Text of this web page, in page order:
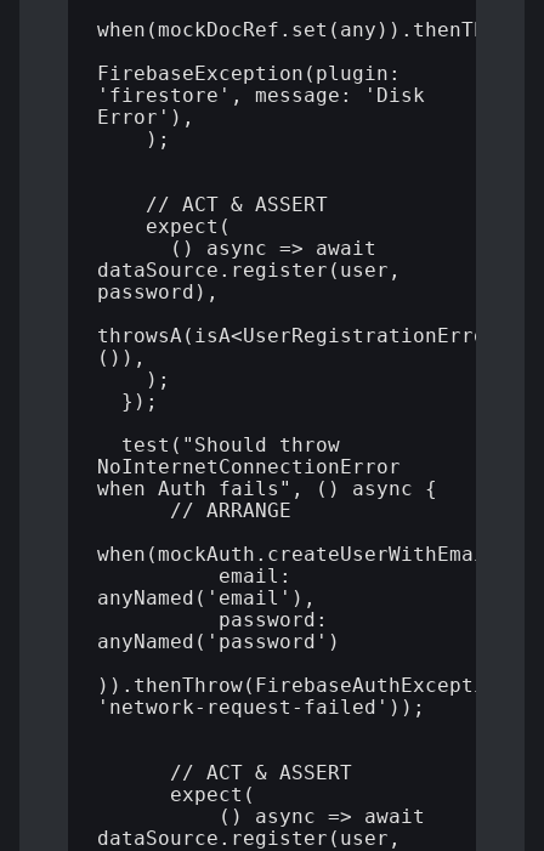
when(mockDocRef.set(any)).thenThrow(
FirebaseException(plugin:
'firestore', message: 'Disk
Error'),
);
// ACT & ASSERT
expect(
() async => await
dataSource.register(user,
password),
throwsA(isA<UserRegistrationError>
()),
);
});
test("Should throw
NoInternetConnectionError
when Auth fails", () async {
// ARRANGE
email:
anyNamed('email'),
password:
anyNamed('password')
'network-request-failed'));
// ACT & ASSERT
expect(
() async => await
dataSource.register(user,